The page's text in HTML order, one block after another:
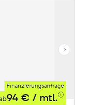
Finanzierungsanfrage
94 € / mtl.